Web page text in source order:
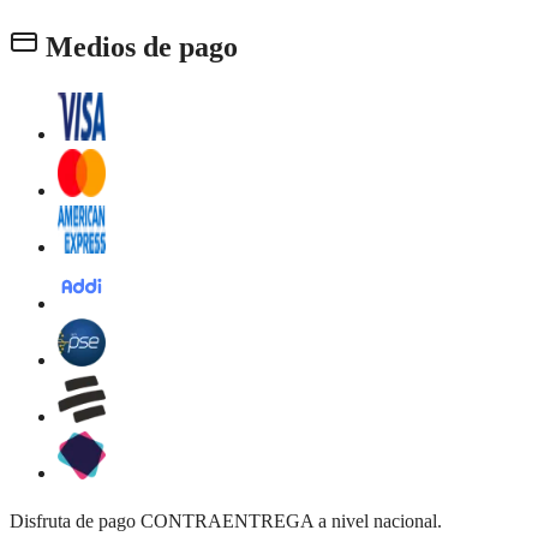
Medios de pago
Disfruta de pago CONTRAENTREGA a nivel nacional.